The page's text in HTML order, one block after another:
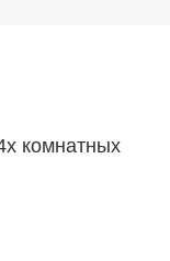
комнатных